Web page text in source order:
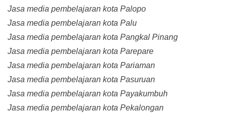
Jasa media pembelajaran kota Palopo
Jasa media pembelajaran kota Palu
Jasa media pembelajaran kota Pangkal Pinang
Jasa media pembelajaran kota Parepare
Jasa media pembelajaran kota Pariaman
Jasa media pembelajaran kota Pasuruan
Jasa media pembelajaran kota Payakumbuh
Jasa media pembelajaran kota Pekalongan